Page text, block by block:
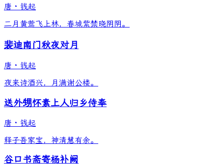
唐 · 钱起
二月黄莺飞上林，春城紫禁晓阴阴。
裴迪南门秋夜对月
唐 · 钱起
夜来诗酒兴，月满谢公楼。
送外甥怀素上人归乡侍奉
唐 · 钱起
释子吾家宝，神清慧有余。
谷口书斋寄杨补阙